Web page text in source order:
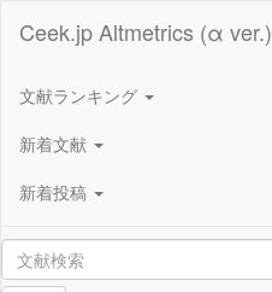
Ceek.jp Altmetrics (α ver.)
文献ランキング
新着文献
新着投稿